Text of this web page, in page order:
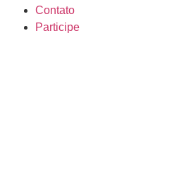
Contato
Participe